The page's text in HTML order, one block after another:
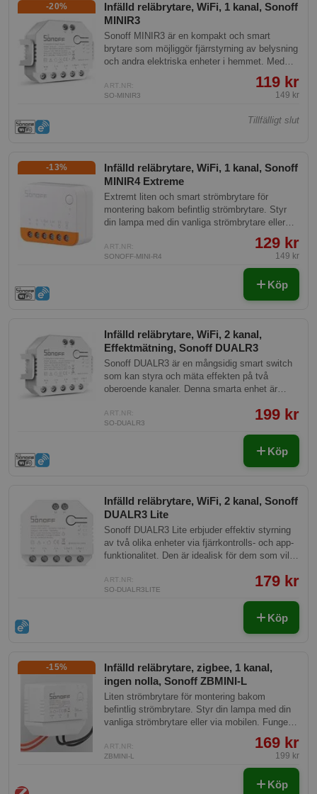
Infälld reläbrytare, WiFi, 1 kanal, Sonoff
MINIR3
-20%
Sonoff MINIR3 är en kompakt och smart
brytare som möjliggör fjärrstyrning av belysning
och andra elektriska enheter i hemmet. Med
Wi-Fi-anslutning kan den enkelt integreras i ditt
nuvarande smarta hem-system. Perfekt för dig
som vill ha kontroll över ditt hem via en app,
ART.NR:
SO-MINIR3
119 kr
149 kr
Tillfälligt slut
Infälld reläbrytare, WiFi, 1 kanal, Sonoff
MINIR4 Extreme
-13%
Extremt liten och smart strömbrytare för
montering bakom befintlig strömbrytare. Styr
din lampa med din vanliga strömbrytare eller
ART.NR:
SONOFF-MINI-R4
129 kr
149 kr
Köp
Infälld reläbrytare, WiFi, 2 kanal,
Effektmätning, Sonoff DUALR3
Sonoff DUALR3 är en mångsidig smart switch
som kan styra och mäta effekten på två
oberoende kanaler. Denna smarta enhet är
behöver styrka och flexibilitet, och erbjuder
integration med populära plattformar som
Amazon Alexa och Google Assistant.
ART.NR:
SO-DUALR3
199 kr
Köp
Infälld reläbrytare, WiFi, 2 kanal, Sonoff
DUALR3 Lite
Sonoff DUALR3 Lite erbjuder effektiv styrning
av två olika enheter via fjärrkontrolls- och app-
funktionalitet. Den är idealisk för dem som vill
investera i dyra system. Dess
användarvänlighet och tillförlitliga prestanda gör
den till ett populärt val för smarta hem.
ART.NR:
SO-DUALR3LITE
179 kr
Köp
Infälld reläbrytare, zigbee, 1 kanal,
ingen nolla, Sonoff ZBMINI-L
-15%
Liten strömbrytare för montering bakom
befintlig strömbrytare. Styr din lampa med din
vanliga strömbrytare eller via mobilen. Fungerar
strömbrytare.
ART.NR:
ZBMINI-L
169 kr
199 kr
Köp